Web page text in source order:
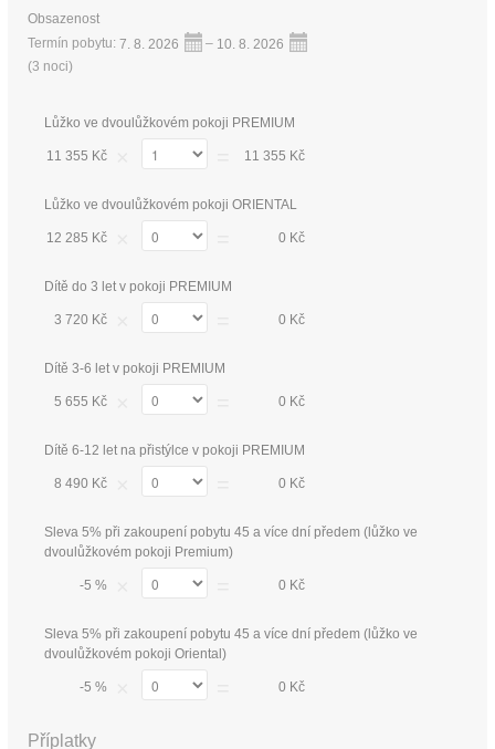
Obsazenost
Termín pobytu: 7. 8. 2026 – 10. 8. 2026
(3 noci)
Lůžko ve dvoulůžkovém pokoji PREMIUM
11 355 Kč 11 355 Kč
Lůžko ve dvoulůžkovém pokoji ORIENTAL
12 285 Kč 0 Kč
Dítě do 3 let v pokoji PREMIUM
3 720 Kč 0 Kč
Dítě 3-6 let v pokoji PREMIUM
5 655 Kč 0 Kč
Dítě 6-12 let na přistýlce v pokoji PREMIUM
8 490 Kč 0 Kč
Sleva 5% při zakoupení pobytu 45 a více dní předem (lůžko ve
dvoulůžkovém pokoji Premium)
-5 % 0 Kč
Sleva 5% při zakoupení pobytu 45 a více dní předem (lůžko ve
dvoulůžkovém pokoji Oriental)
-5 % 0 Kč
Příplatky